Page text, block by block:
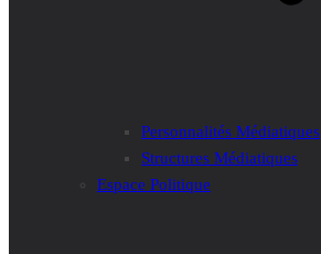
Personnalités Médiatiques
Structures Médiatiques
Espace Politique